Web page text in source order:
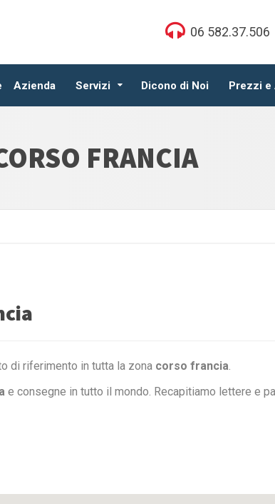
Azienda Servizi Dicono di Noi Prezzi e
06 582.37.506
FRANCIA
di riferimento in tutta la zona corso francia.
e consegne in tutto il mondo. Recapitiamo lettere e